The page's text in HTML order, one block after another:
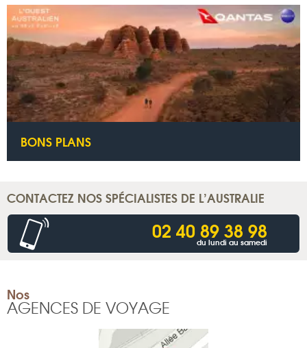
BONS PLANS
CONTACTEZ NOS SPÉCIALISTES DE L’AUSTRALIE
02 40 89 38 98
du lundi au samedi
Nos
AGENCES DE VOYAGE